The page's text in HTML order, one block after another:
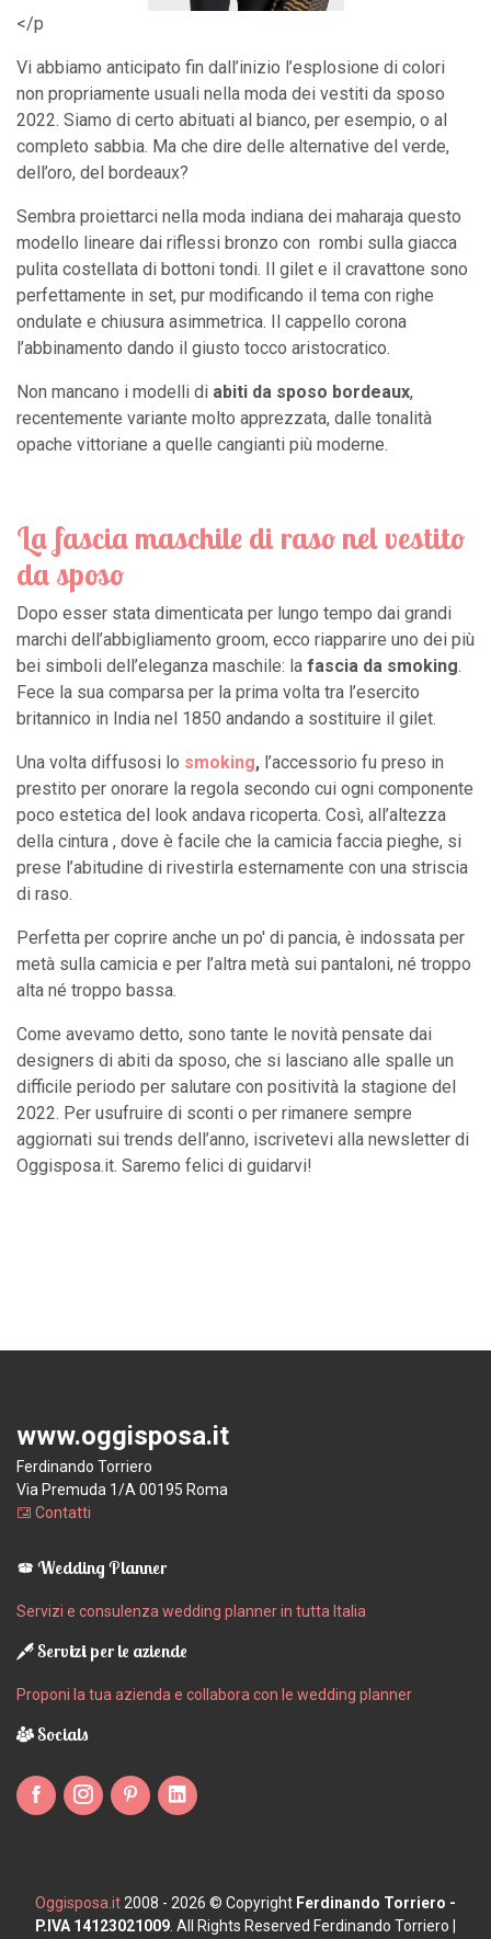
</p
Vi abbiamo anticipato fin dall’inizio l’esplosione di colori
non propriamente usuali nella moda dei vestiti da sposo
2022. Siamo di certo abituati al bianco, per esempio, o al
completo sabbia. Ma che dire delle alternative del verde,
dell’oro, del bordeaux?
Sembra proiettarci nella moda indiana dei maharaja questo
modello lineare dai riflessi bronzo con rombi sulla giacca
pulita costellata di bottoni tondi. Il gilet e il cravattone sono
perfettamente in set, pur modificando il tema con righe
ondulate e chiusura asimmetrica. Il cappello corona
l’abbinamento dando il giusto tocco aristocratico.
Non mancano i modelli di abiti da sposo bordeaux,
recentemente variante molto apprezzata, dalle tonalità
opache vittoriane a quelle cangianti più moderne.
La fascia maschile di raso nel vestito
da sposo
Dopo esser stata dimenticata per lungo tempo dai grandi
marchi dell’abbigliamento groom, ecco riapparire uno dei più
bei simboli dell’eleganza maschile: la fascia da smoking.
Fece la sua comparsa per la prima volta tra l’esercito
britannico in India nel 1850 andando a sostituire il gilet.
Una volta diffusosi lo smoking, l’accessorio fu preso in
prestito per onorare la regola secondo cui ogni componente
poco estetica del look andava ricoperta. Così, all’altezza
della cintura , dove è facile che la camicia faccia pieghe, si
prese l’abitudine di rivestirla esternamente con una striscia
di raso.
Perfetta per coprire anche un po' di pancia, è indossata per
metà sulla camicia e per l’altra metà sui pantaloni, né troppo
alta né troppo bassa.
Come avevamo detto, sono tante le novità pensate dai
designers di abiti da sposo, che si lasciano alle spalle un
difficile periodo per salutare con positività la stagione del
2022. Per usufruire di sconti o per rimanere sempre
aggiornati sui trends dell’anno, iscrivetevi alla newsletter di
Oggisposa.it. Saremo felici di guidarvi!
www.oggisposa.it
Ferdinando Torriero
Via Premuda 1/A 00195 Roma
Contatti
Wedding Planner
Servizi e consulenza wedding planner in tutta Italia
Servizi per le aziende
Proponi la tua azienda e collabora con le wedding planner
Socials
Oggisposa.it 2008 - 2026 © Copyright Ferdinando Torriero -
P.IVA 14123021009 . All Rights Reserved Ferdinando Torriero |